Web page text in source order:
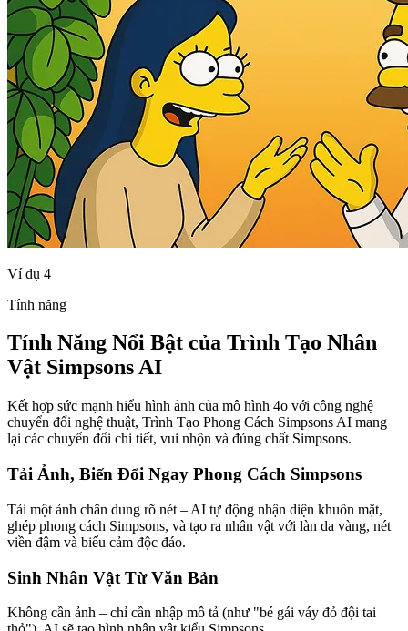
Ví dụ 4
Tính năng
Tính Năng Nổi Bật của Trình Tạo Nhân
Vật Simpsons AI
Kết hợp sức mạnh hiểu hình ảnh của mô hình 4o với công nghệ
chuyển đổi nghệ thuật, Trình Tạo Phong Cách Simpsons AI mang
lại các chuyển đổi chi tiết, vui nhộn và đúng chất Simpsons.
Tải Ảnh, Biến Đổi Ngay Phong Cách Simpsons
Tải một ảnh chân dung rõ nét – AI tự động nhận diện khuôn mặt,
ghép phong cách Simpsons, và tạo ra nhân vật với làn da vàng, nét
viền đậm và biểu cảm độc đáo.
Sinh Nhân Vật Từ Văn Bản
Không cần ảnh – chỉ cần nhập mô tả (như "bé gái váy đỏ đội tai